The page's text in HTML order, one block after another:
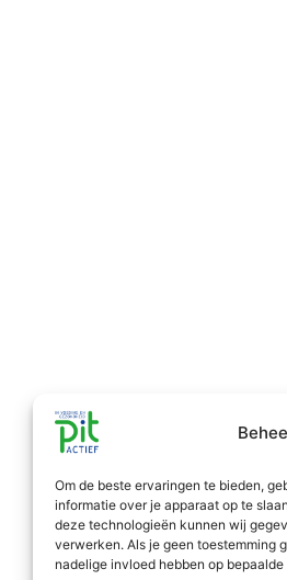
Om de beste ervaringen te bieden,
informatie over je apparaat op te
deze technologieën kunnen wij
verwerken. Als je geen toestemming
nadelige invloed hebben op